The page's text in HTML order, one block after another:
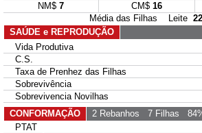
NM$ 7 CM$ 16
Média das Filhas Leite
SAÚDE e REPRODUÇÃO
Vida Produtiva
C.S.
Taxa de Prenhez das Filhas
Sobrevivência
Sobrevivencia Novilhas
CONFORMAÇÃO
2 Rebanhos 7 Filhas
PTAT